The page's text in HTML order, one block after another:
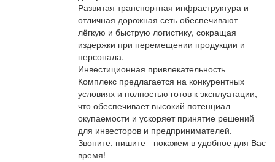
Развитая транспортная инфраструктура и
отличная дорожная сеть обеспечивают
лёгкую и быструю логистику, сокращая
издержки при перемещении продукции и
персонала.
Инвестиционная привлекательность
Комплекс предлагается на конкурентных
условиях и полностью готов к эксплуатации,
что обеспечивает высокий потенциал
окупаемости и ускоряет принятие решений
для инвесторов и предпринимателей.
Звоните, пишите - покажем в удобное для Вас
время!